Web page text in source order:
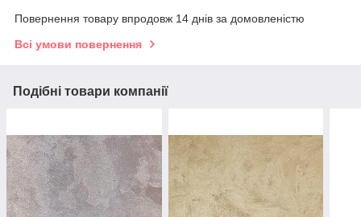
Повернення товару впродовж 14 днів за домовленістю
Всі умови повернення
Подібні товари компанії